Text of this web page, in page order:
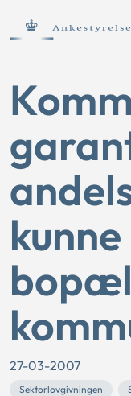
27-03-2007
Sektorlovgivningen